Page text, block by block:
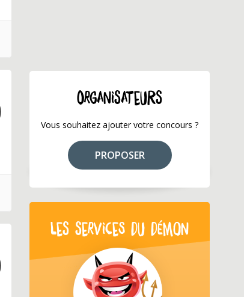
ORGANISATEURS
Vous souhaitez ajouter votre concours ?
PROPOSER
LES SERVICES DU DÉMON